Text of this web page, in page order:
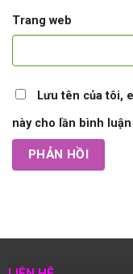
Trang web
Lưu tên của tôi,
này cho lần bình